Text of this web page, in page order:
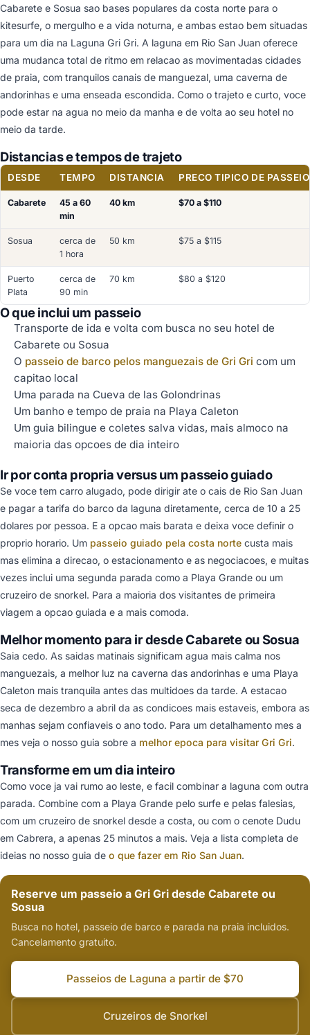
Cabarete e Sosua sao bases populares da costa norte para o
kitesurfe, o mergulho e a vida noturna, e ambas estao bem situadas
para um dia na Laguna Gri Gri. A laguna em Rio San Juan oferece
uma mudanca total de ritmo em relacao as movimentadas cidades
de praia, com tranquilos canais de manguezal, uma caverna de
andorinhas e uma enseada escondida. Como o trajeto e curto, voce
pode estar na agua no meio da manha e de volta ao seu hotel no
meio da tarde.
Distancias e tempos de trajeto
DESDE TEMPO DISTANCIA PRECO TIPICO DE PASSEIO
Cabarete
45 a 60
min
40 km $70 a $110
Sosua
cerca de
1 hora
50 km $75 a $115
Puerto
Plata
cerca de
90 min
70 km $80 a $120
O que inclui um passeio
Transporte de ida e volta com busca no seu hotel de
Cabarete ou Sosua
O passeio de barco pelos manguezais de Gri Gri com um
capitao local
Uma parada na Cueva de las Golondrinas
Um banho e tempo de praia na Playa Caleton
Um guia bilingue e coletes salva vidas, mais almoco na
maioria das opcoes de dia inteiro
Ir por conta propria versus um passeio guiado
Se voce tem carro alugado, pode dirigir ate o cais de Rio San Juan
e pagar a tarifa do barco da laguna diretamente, cerca de 10 a 25
dolares por pessoa. E a opcao mais barata e deixa voce definir o
proprio horario. Um passeio guiado pela costa norte custa mais
mas elimina a direcao, o estacionamento e as negociacoes, e muitas
vezes inclui uma segunda parada como a Playa Grande ou um
cruzeiro de snorkel. Para a maioria dos visitantes de primeira
viagem a opcao guiada e a mais comoda.
Melhor momento para ir desde Cabarete ou Sosua
Saia cedo. As saidas matinais significam agua mais calma nos
manguezais, a melhor luz na caverna das andorinhas e uma Playa
Caleton mais tranquila antes das multidoes da tarde. A estacao
seca de dezembro a abril da as condicoes mais estaveis, embora as
manhas sejam confiaveis o ano todo. Para um detalhamento mes a
mes veja o nosso guia sobre a melhor epoca para visitar Gri Gri.
Transforme em um dia inteiro
Como voce ja vai rumo ao leste, e facil combinar a laguna com outra
parada. Combine com a Playa Grande pelo surfe e pelas falesias,
com um cruzeiro de snorkel desde a costa, ou com o cenote Dudu
em Cabrera, a apenas 25 minutos a mais. Veja a lista completa de
ideias no nosso guia de o que fazer em Rio San Juan.
Reserve um passeio a Gri Gri desde Cabarete ou
Sosua
Busca no hotel, passeio de barco e parada na praia incluidos.
Cancelamento gratuito.
Passeios de Laguna a partir de $70
Cruzeiros de Snorkel